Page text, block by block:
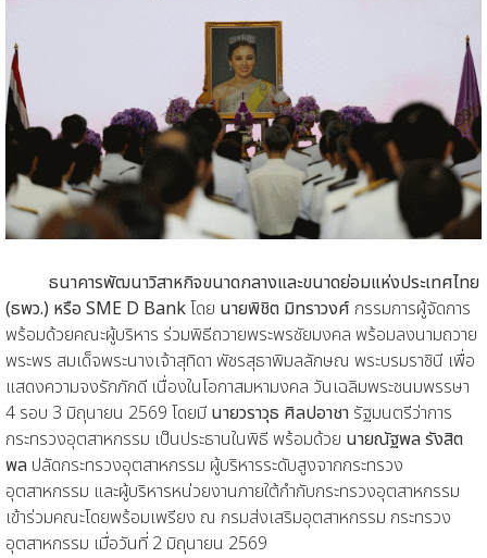
ธนาคารพัฒนาวิสาหกิจขนาดกลางและขนาดย่อมแห่งประเทศไทย
(ธพว.) หรือ SME D Bankโดย นายพิชิต มิทราวงศ์ กรรมการผู้จัดการ
พร้อมด้วยคณะผู้บริหาร ร่วมพิธีถวายพระพรชัยมงคล พร้อมลงนามถวาย
พระพร สมเด็จพระนางเจ้าสุทิดา พัชรสุธาพิมลลักษณ พระบรมราชินี เพื่อ
แสดงความจงรักภักดี เนื่องในโอกาสมหามงคล วันเฉลิมพระชนมพรรษา
4 รอบ 3 มิถุนายน 2569 โดยมี นายวราวุธ ศิลปอาชา รัฐมนตรีว่าการ
กระทรวงอุตสาหกรรม เป็นประธานในพิธี พร้อมด้วย นายณัฐพล รังสิต
พล ปลัดกระทรวงอุตสาหกรรม ผู้บริหารระดับสูงจากกระทรวง
อุตสาหกรรม และผู้บริหารหน่วยงานภายใต้กำกับกระทรวงอุตสาหกรรม
เข้าร่วมคณะโดยพร้อมเพรียง ณ กรมส่งเสริมอุตสาหกรรม กระทรวง
อุตสาหกรรม เมื่อวันที่ 2 มิถุนายน 2569